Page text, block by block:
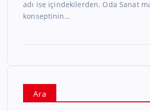
adı ise içindekilerden. Oda Sanat
konseptinin…
Ara